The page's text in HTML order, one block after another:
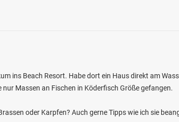
ins Beach Resort. Habe dort ein Haus direkt am
Massen an Fischen in Köderfisch Größe gefangen.
oder Karpfen? Auch gerne Tipps wie ich sie